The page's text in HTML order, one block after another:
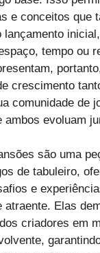
e conceitos que
lançamento
tempo ou
crescimento
comunidade de
ambos evoluam
são uma
de tabuleiro,
e
atraente. Elas
criadores em